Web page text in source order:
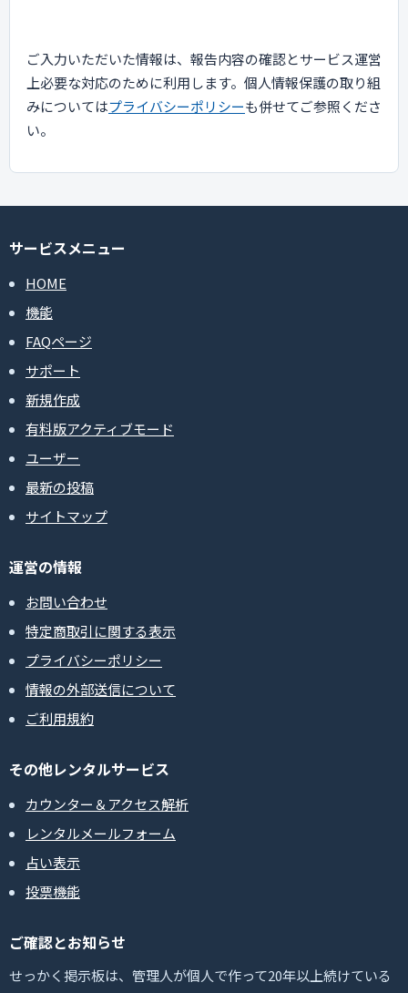
ご入力いただいた情報は、報告内容の確認とサービス運営
上必要な対応のために利用します。個人情報保護の取り組
みについてはプライバシーポリシーも併せてご参照くださ
い。
サービスメニュー
HOME
機能
FAQページ
サポート
新規作成
有料版アクティブモード
ユーザー
最新の投稿
サイトマップ
運営の情報
お問い合わせ
特定商取引に関する表示
プライバシーポリシー
情報の外部送信について
ご利用規約
その他レンタルサービス
カウンター＆アクセス解析
レンタルメールフォーム
占い表示
投票機能
ご確認とお知らせ
せっかく掲示板は、管理人が個人で作って20年以上続けている